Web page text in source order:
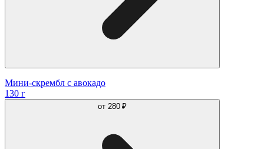
Мини-скрембл с авокадо
130 г
от 280 ₽